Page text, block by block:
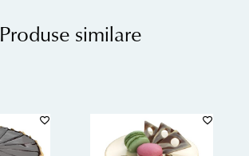
Produse similare